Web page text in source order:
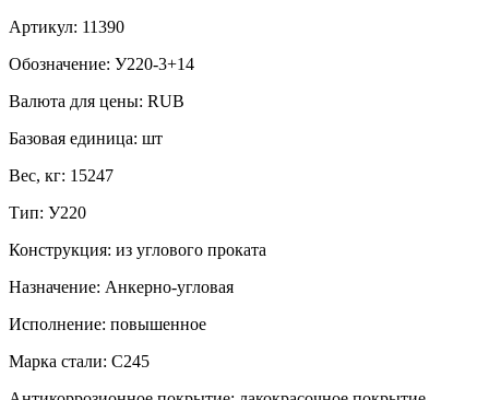
Артикул: 11390
Обозначение: У220-3+14
Валюта для цены: RUB
Базовая единица: шт
Вес, кг: 15247
Тип: У220
Конструкция: из углового проката
Назначение: Анкерно-угловая
Исполнение: повышенное
Марка стали: С245